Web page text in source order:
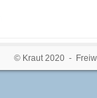
© Kraut 2020 -